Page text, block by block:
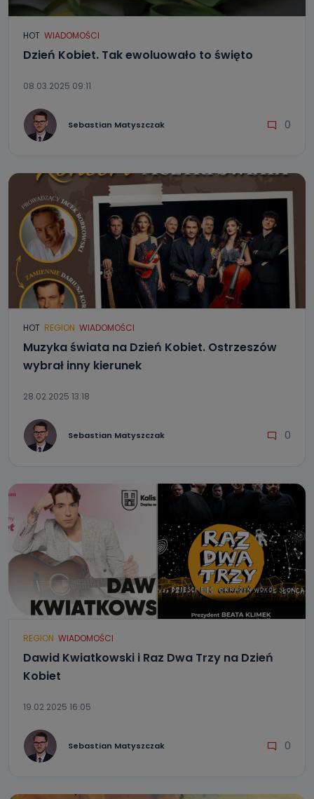
HOT WIADOMOŚCI
Dzień Kobiet. Tak ewoluowało to święto
08.03.2025 09:11
Sebastian Matyszczak 0
HOT REGION WIADOMOŚCI
Muzyka świata na Dzień Kobiet. Ostrzeszów
wybrał inny kierunek
28.02.2025 13:18
Sebastian Matyszczak 0
REGION WIADOMOŚCI
Dawid Kwiatkowski i Raz Dwa Trzy na Dzień
Kobiet
19.02.2025 16:05
Sebastian Matyszczak 0